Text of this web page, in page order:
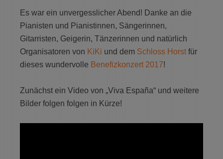
Es war ein unvergesslicher Abend! Danke an die
Pianisten und Pianistinnen, Sängerinnen,
Gitarristen, Geigerin, Tänzerinnen und natürlich
Organisatoren von KiKi und dem Schloss Horst für
dieses wundervolle Benefizkonzert 2017!
Zunächst ein Video von „Viva España“ und weitere
Bilder folgen folgen in Kürze!